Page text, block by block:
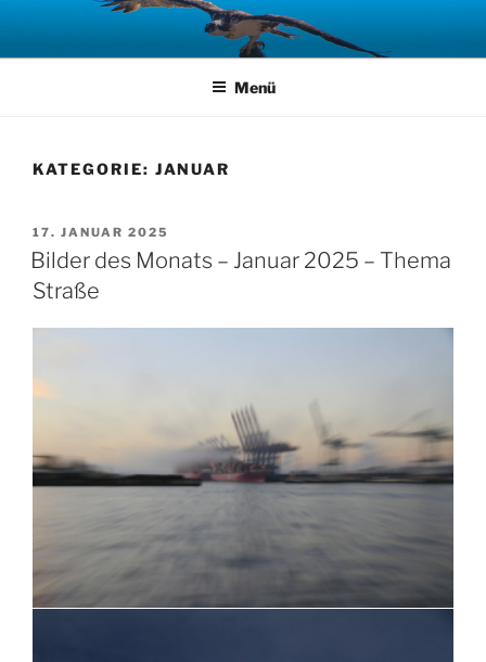
springen
Menü
KATEGORIE: JANUAR
VERÖFFENTLICHT
AM
17. JANUAR 2025
Bilder des Monats – Januar 2025 – Thema
Straße